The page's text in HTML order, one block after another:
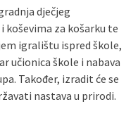
dječjeg
za košarku te
igralištu ispred škole,
učionica škole i nabava
Također, izradit će se
nastava u prirodi.